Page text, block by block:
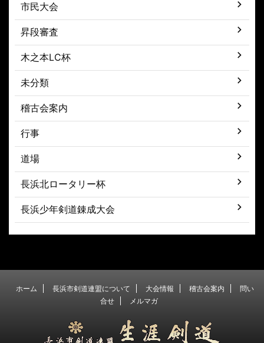
市民大会
昇段審査
木之本LC杯
未分類
稽古会案内
行事
道場
長浜北ロータリー杯
長浜少年剣道錬成大会
ホーム 長浜市剣道連盟について 大会情報 稽古会案内
問い
合せ
メルマガ